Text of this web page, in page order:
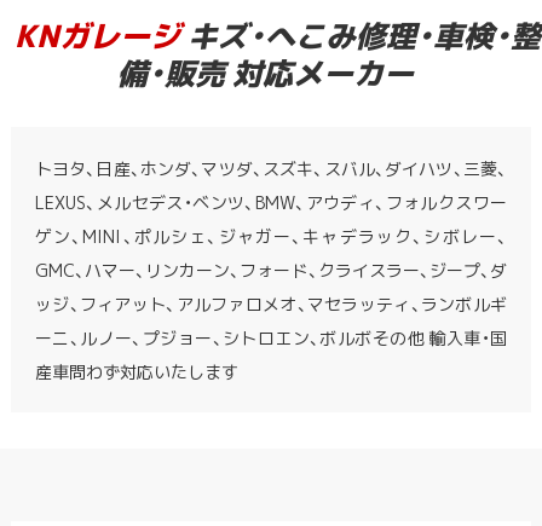
KNガレージキズ・へこみ修理・車検・整
備・販売 対応メーカー
トヨタ、日産、ホンダ、マツダ、スズキ、スバル、ダイハツ、三菱、
LEXUS、メルセデス・ベンツ、BMW、アウディ、フォルクスワー
ゲン、MINI、ポルシェ、ジャガー、キャデラック、シボレー、
GMC、ハマー、リンカーン、フォード、クライスラー、ジープ、ダ
ッジ、フィアット、アルファロメオ、マセラッティ、ランボルギ
ーニ、ルノー、プジョー、シトロエン、ボルボその他 輸入車・国
産車問わず対応いたします